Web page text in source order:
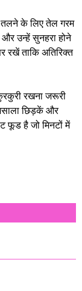
के लिए तेल गरम
उन्हें सुनहरा होने
ताकि अतिरिक्त
रखना जरूरी
छिड़कें और
फूड है जो मिनटों में